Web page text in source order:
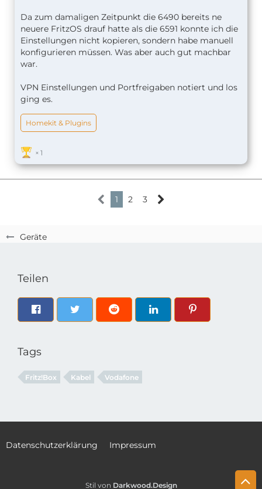
Geräte
Da zum damaligen Zeitpunkt die 6490 bereits ne
neuere FritzOS drauf hatte als die 6591 konnte ich die
Einstellungen nicht kopieren, sondern habe manuell
konfigurieren müssen. Was aber auch gut machbar
war.
VPN Einstellungen und Portfreigaben notiert und los
ging es.
Homekit & Plugins
1
1 2 3
Teilen
Tags
Fritz!Box Kabel Vodafone
Datenschutzerklärung Impressum
Stil von Darkwood.Design